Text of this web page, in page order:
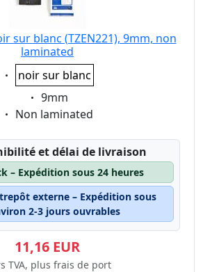
sur blanc (TZEN221), 9mm, non
laminated
Eigenschaft:
noir sur blanc
Eigenschaft:
9mm
Eigenschaft:
Non laminated
et délai de livraison
– Expédition sous 24 heures
externe – Expédition sous
2-3 jours ouvrables
11,16 EUR
TVA, plus frais de port